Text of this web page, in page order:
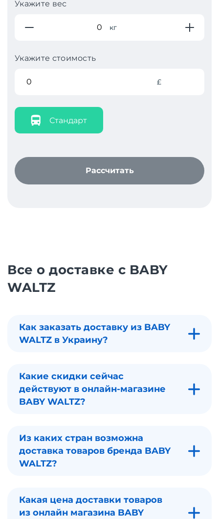
Укажите вес
кг
Укажите стоимость
£
Стандарт
Рассчитать
Все о доставке с BABY
WALTZ
Как заказать доставку из BABY
WALTZ в Украину?
Какие скидки сейчас
действуют в онлайн-магазине
BABY WALTZ?
Из каких стран возможна
доставка товаров бренда BABY
WALTZ?
Какая цена доставки товаров
из онлайн магазина BABY